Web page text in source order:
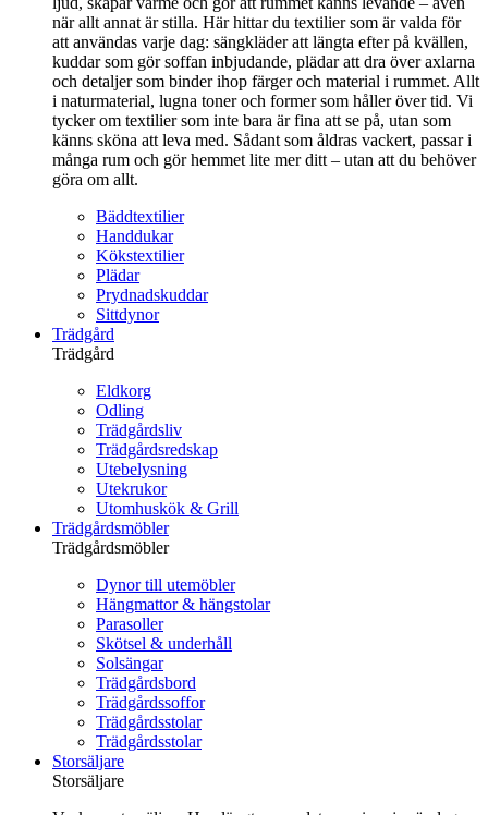
när allt annat är stilla. Här hittar du textilier som är valda för
att användas varje dag: sängkläder att längta efter på kvällen,
kuddar som gör soffan inbjudande, plädar att dra över axlarna
och detaljer som binder ihop färger och material i rummet. Allt
i naturmaterial, lugna toner och former som håller över tid. Vi
tycker om textilier som inte bara är fina att se på, utan som
känns sköna att leva med. Sådant som åldras vackert, passar i
många rum och gör hemmet lite mer ditt – utan att du behöver
göra om allt.
Bäddtextilier
Handdukar
Kökstextilier
Plädar
Prydnadskuddar
Sittdynor
Trädgård
Trädgård
Eldkorg
Odling
Trädgårdsliv
Trädgårdsredskap
Utebelysning
Utekrukor
Utomhuskök & Grill
Trädgårdsmöbler
Trädgårdsmöbler
Dynor till utemöbler
Hängmattor & hängstolar
Parasoller
Skötsel & underhåll
Solsängar
Trädgårdsbord
Trädgårdssoffor
Trädgårdsstolar
Trädgårdsstolar
Storsäljare
Storsäljare